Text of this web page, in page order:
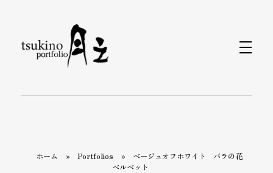
ホーム » Portfolios »
ベージュオフホワイト バラの花
ベルベット